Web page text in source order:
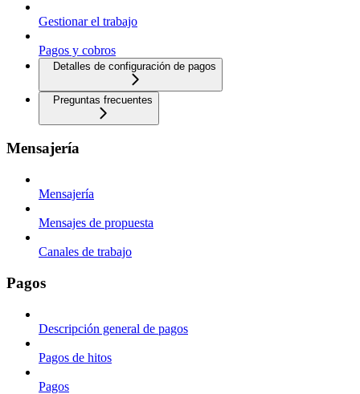
Gestionar el trabajo
Pagos y cobros
Detalles de configuración de pagos
Preguntas frecuentes
Mensajería
Mensajería
Mensajes de propuesta
Canales de trabajo
Pagos
Descripción general de pagos
Pagos de hitos
Pagos